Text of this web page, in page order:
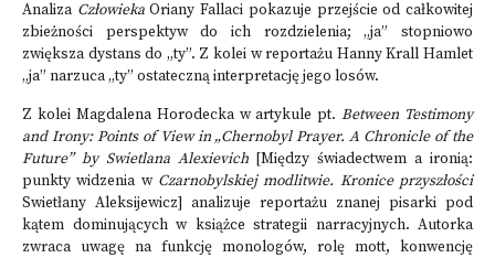
Analiza CzłowiekaOriany Fallaci pokazuje przejście od całkowitej
zbieżności perspektyw do ich rozdzielenia; „ja” stopniowo
zwiększa dystans do „ty”. Z kolei w reportażu Hanny Krall Hamlet
„ja” narzuca „ty” ostateczną interpretację jego losów.
Z kolei Magdalena Horodecka w artykule pt.Between Testimony
and Irony: Points of View in „Chernobyl Prayer. A Chronicle of the
Future” by Swietlana Alexievich[Między świadectwem a ironią:
punkty widzenia w Czarnobylskiej modlitwie. Kronice przyszłości
Swietłany Aleksijewicz] analizuje reportażu znanej pisarki pod
kątem dominujących w książce strategii narracyjnych. Autorka
zwraca uwagę na funkcję monologów, rolę mott, konwencję